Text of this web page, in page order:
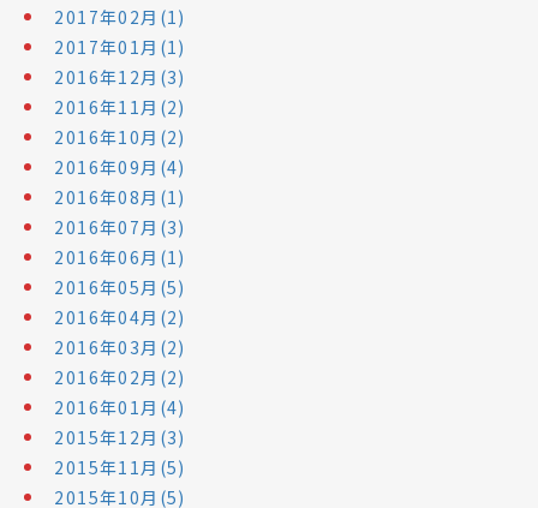
2017年02月(1)
2017年01月(1)
2016年12月(3)
2016年11月(2)
2016年10月(2)
2016年09月(4)
2016年08月(1)
2016年07月(3)
2016年06月(1)
2016年05月(5)
2016年04月(2)
2016年03月(2)
2016年02月(2)
2016年01月(4)
2015年12月(3)
2015年11月(5)
2015年10月(5)